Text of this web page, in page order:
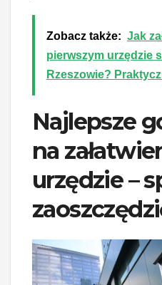
Zobacz także: Jak
pierwszym urzędzie
Rzeszowie?
Najlepsze
na
urzędzie –